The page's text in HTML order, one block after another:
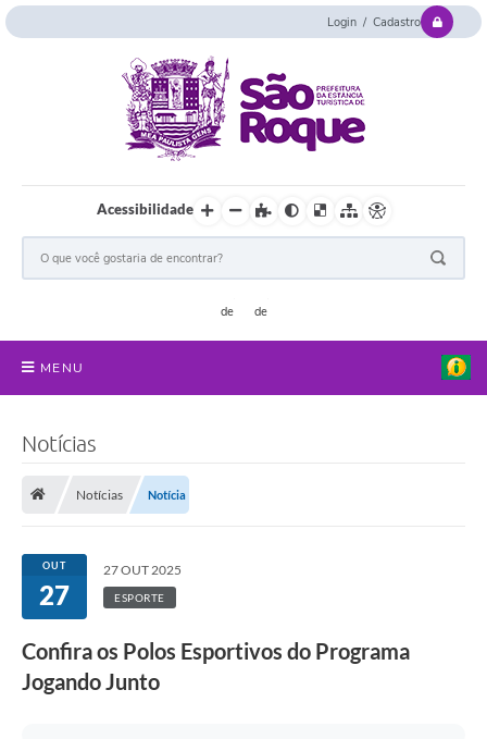
Login / Cadastro
Acessibilidade
MENU
Atribuições
Transparência
Arvorômetro
Notícias
Notícias Notícia
OUT
27
27 OUT 2025
ESPORTE
Confira os Polos Esportivos do Programa
Jogando Junto